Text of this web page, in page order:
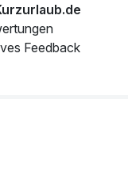
Feedback